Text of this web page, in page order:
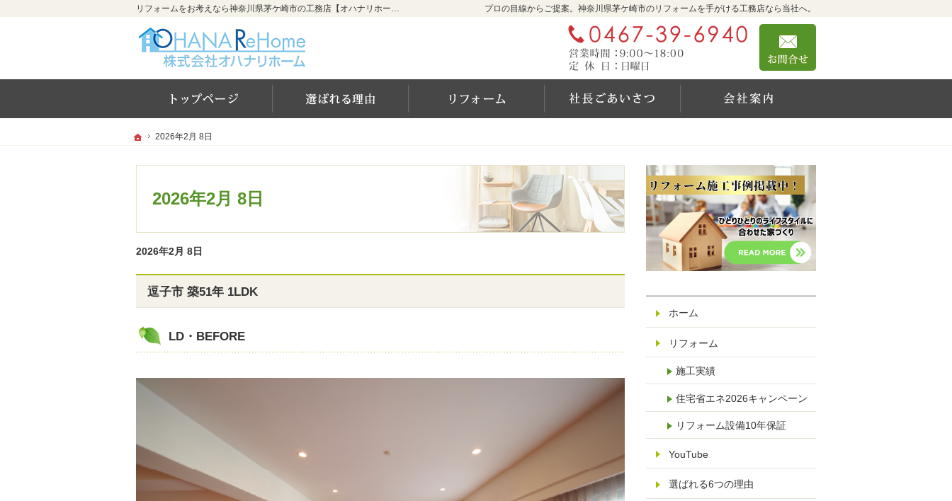
ホーム
2026年2月 8日
2026年2月 8日
プロの目線からご提案。神奈川県茅ケ崎市のリフォームを手がける工務店なら当社へ。
リフォームをお考えなら神奈川県茅ケ崎市の工務店【オハナリホーム】へ！
2026年2月 8日
逗子市 築51年 1LDK
LD・BEFORE
ホーム
リフォーム
施工実績
住宅省エネ2026キャンペーン
リフォーム設備10年保証
YouTube
選ばれる6つの理由
0467-39-6940
営業時間9:00～18:00 定休日：日曜日
ホーム
2026年2月 8日